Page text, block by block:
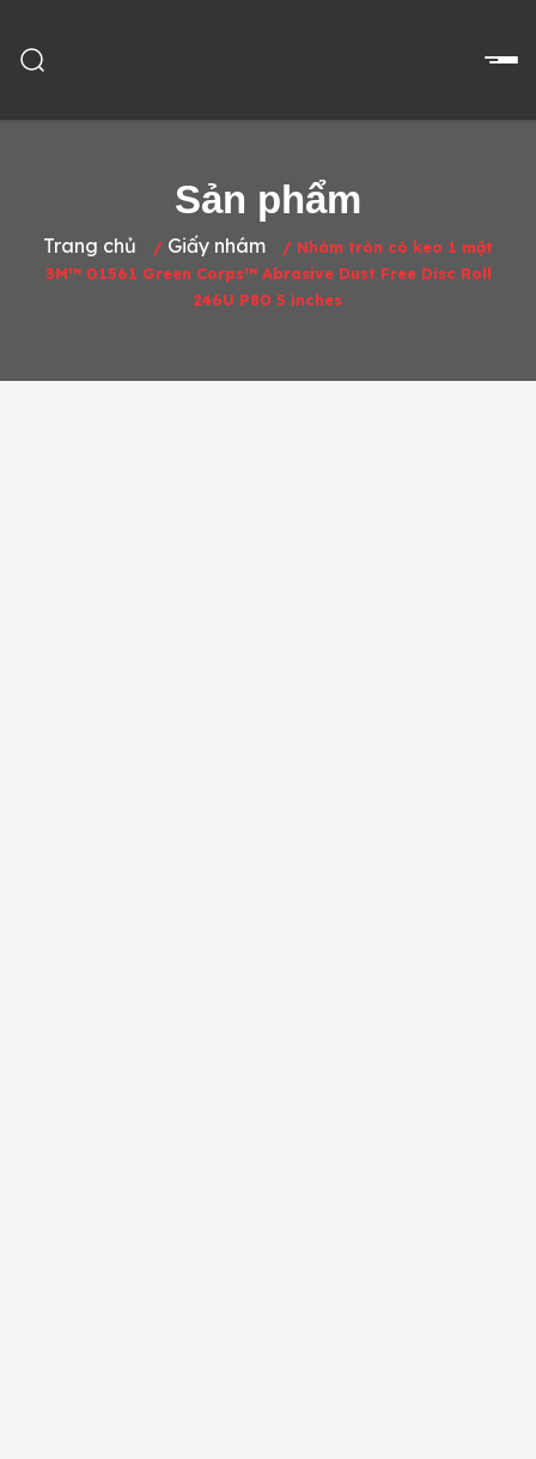
Sản phẩm
Trang chủ / Giấy nhám / Nhám tròn có keo 1 mặt
3M™ 01561 Green Corps™ Abrasive Dust Free Disc Roll
246U P80 5 inches